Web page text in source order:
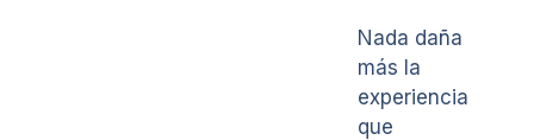
Nada daña
más la
experiencia
que